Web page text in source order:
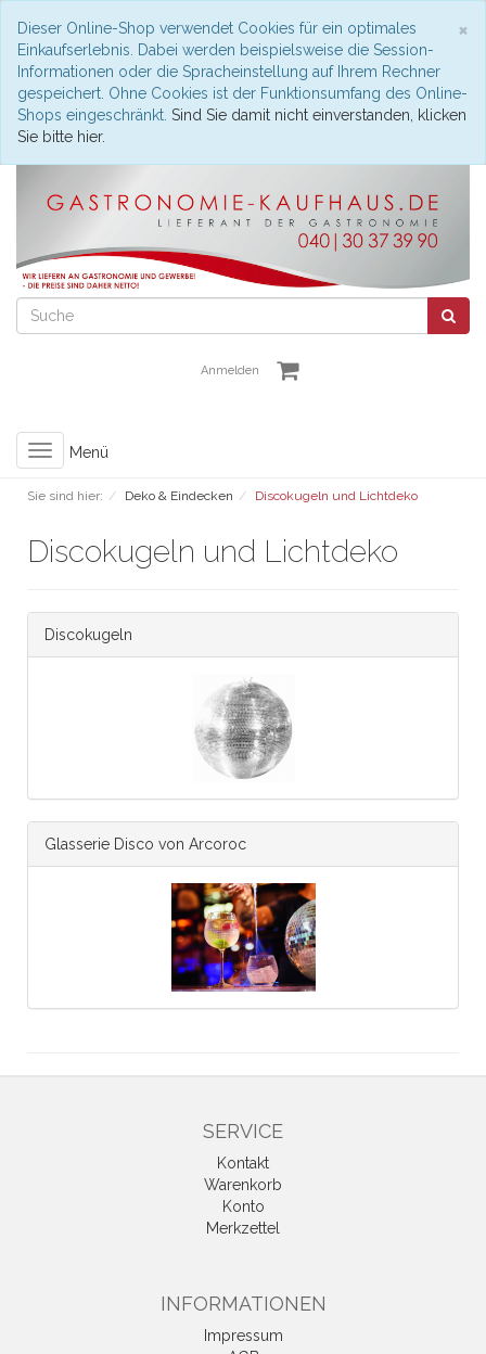
×
Dieser Online-Shop verwendet Cookies für ein optimales
Einkaufserlebnis. Dabei werden beispielsweise die Session-
Informationen oder die Spracheinstellung auf Ihrem Rechner
gespeichert. Ohne Cookies ist der Funktionsumfang des Online-
Shops eingeschränkt. Sind Sie damit nicht einverstanden, klicken
Sie bitte hier.
Anmelden
Toggle
navigation
Menü
Sie sind hier: Deko & Eindecken Discokugeln und Lichtdeko
Discokugeln und Lichtdeko
Discokugeln
Glasserie Disco von Arcoroc
SERVICE
Kontakt
Warenkorb
Konto
Merkzettel
INFORMATIONEN
Impressum